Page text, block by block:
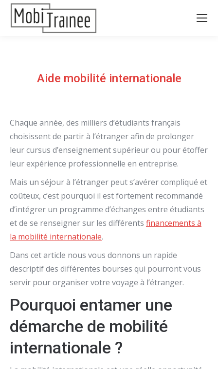
Aide mobilité internationale
Chaque année, des milliers d’étudiants français
choisissent de partir à l’étranger afin de prolonger
leur cursus d’enseignement supérieur ou pour étoffer
leur expérience professionnelle en entreprise.
Mais un séjour à l’étranger peut s’avérer compliqué et
coûteux, c’est pourquoi il est fortement recommandé
d’intégrer un programme d’échanges entre étudiants
et de se renseigner sur les différents financements à
la mobilité internationale.
Dans cet article nous vous donnons un rapide
descriptif des différentes bourses qui pourront vous
servir pour organiser votre voyage à l’étranger.
Pourquoi entamer une
démarche de mobilité
internationale ?